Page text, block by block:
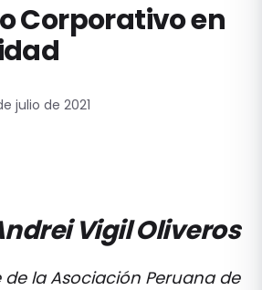
Corporativo en
julio de 2021
Vigil Oliveros
de la Asociación Peruana de